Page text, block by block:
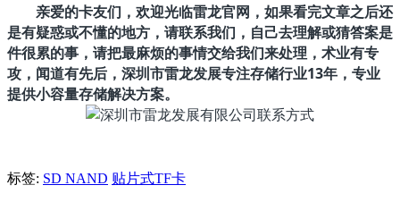
亲爱的卡友们，欢迎光临雷龙官网，如果看完文章之后还
是有疑惑或不懂的地方，请联系我们，自己去理解或猜答案是
件很累的事，请把最麻烦的事情交给我们来处理，术业有专
攻，闻道有先后，深圳市雷龙发展专注存储行业13年，专业
提供小容量存储解决方案。
标签: SD NAND 贴片式TF卡